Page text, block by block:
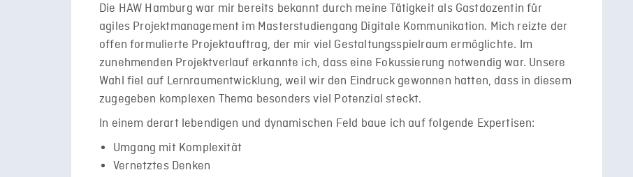
Die HAW Hamburg war mir bereits bekannt durch meine Tätigkeit als Gastdozentin für
agiles Projektmanagement im Masterstudiengang Digitale Kommunikation. Mich reizte der
offen formulierte Projektauftrag, der mir viel Gestaltungsspielraum ermöglichte. Im
zunehmenden Projektverlauf erkannte ich, dass eine Fokussierung notwendig war. Unsere
Wahl fiel auf Lernraumentwicklung, weil wir den Eindruck gewonnen hatten, dass in diesem
zugegeben komplexen Thema besonders viel Potenzial steckt.
In einem derart lebendigen und dynamischen Feld baue ich auf folgende Expertisen:
Umgang mit Komplexität
Vernetztes Denken